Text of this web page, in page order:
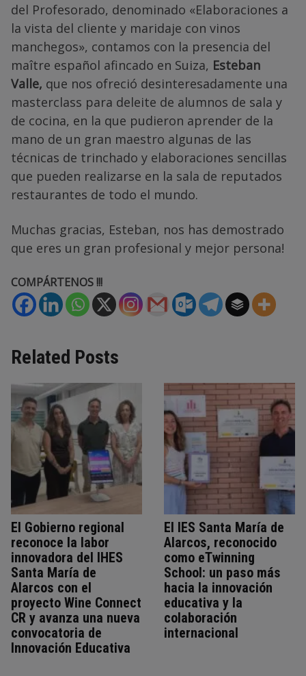
del Profesorado, denominado «Elaboraciones a
la vista del cliente y maridaje con vinos
manchegos», contamos con la presencia del
maître español afincado en Suiza, Esteban
Valle, que nos ofreció desinteresadamente una
masterclass para deleite de alumnos de sala y
de cocina, en la que pudieron aprender de la
mano de un gran maestro algunas de las
técnicas de trinchado y elaboraciones sencillas
que pueden realizarse en la sala de reputados
restaurantes de todo el mundo.
Muchas gracias, Esteban, nos has demostrado
que eres un gran profesional y mejor persona!
COMPÁRTENOS !!!
Related Posts
El Gobierno regional
reconoce la labor
innovadora del IHES
Santa María de
Alarcos con el
proyecto Wine Connect
CR y avanza una nueva
convocatoria de
Innovación Educativa
El IES Santa María de
Alarcos, reconocido
como eTwinning
School: un paso más
hacia la innovación
educativa y la
colaboración
internacional